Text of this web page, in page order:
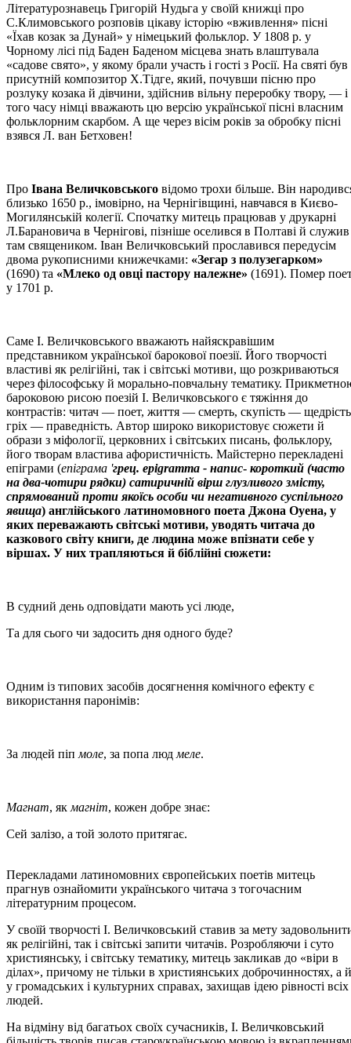
Літературознавець Григорій Нудьга у своїй книжці про
С.Климовського розповів цікаву історію «вживлення» пісні
«Їхав козак за Дунай» у німецький фольклор. У 1808 р. у
Чорному лісі під Баден Баденом місцева знать влаштувала
«садове свято», у якому брали участь і гості з Росії. На святі був
присутній композитор Х.Тідге, який, почувши пісню про
розлуку козака й дівчини, здійснив вільну переробку твору, — і
того часу німці вважають цю версію української пісні власним
фольклорним скарбом. А ще через вісім років за обробку пісні
взявся Л. ван Бетховен!
Про Івана Величковського відомо трохи більше. Він
близько 1650 р., імовірно, на Чернігівщині, навчався в Києво-
Могилянській колегії. Спочатку митець працював у друкарні
Л.Барановича в Чернігові, пізніше оселився в Полтаві й служив
там священиком. Іван Величковський прославився передусім
двома рукописними книжечками: «Зегар з полузегарком»
(1690) та «Млеко од овці пастору належне» (1691). Помер
у 1701 р.
Саме І. Величковського вважають найяскравішим
представником української барокової поезії. Його творчості
властиві як релігійні, так і світські мотиви, що розкриваються
через філософську й морально-повчальну тематику.
бароковою рисою поезій І. Величковського є тяжіння до
контрастів: читач — поет, життя — смерть, скупість —
гріх — праведність. Автор широко використовує сюжети й
образи з міфології, церковних і світських писань, фольклору,
його творам властива афористичність. Майстерно перекладені
епіграми (епіграма 'грец. еpigramma - напис- короткий (часто
на два-чотири рядки) сатиричній вірш глузливого змісту,
спрямований проти якоїсь особи чи негативного суспільного
явища) англійського латиномовного поета Джона Оуена, у
яких переважають світські мотиви, уводять читача до
казкового світу книги, де людина може впізнати себе у
віршах. У них трапляються й біблійні сюжети:
В судний день одповідати мають усі люде,
Та для сього чи задосить дня одного буде?
Одним із типових засобів досягнення комічного ефекту є
використання паронімів:
За людей піп моле, за попа люд меле.
Магнат, як магніт, кожен добре знає:
Сей залізо, а той золото притягає.
Перекладами латиномовних європейських поетів митець
прагнув ознайомити українського читача з тогочасним
літературним процесом.
У своїй творчості І. Величковський ставив за мету
як релігійні, так і світські запити читачів. Розробляючи і суто
християнську, і світську тематику, митець закликав до «віри в
ділах», причому не тільки в християнських доброчинностях, а й
у громадських і культурних справах, захищав ідею рівності всіх
людей.
На відміну від багатьох своїх сучасників, І. Величковський